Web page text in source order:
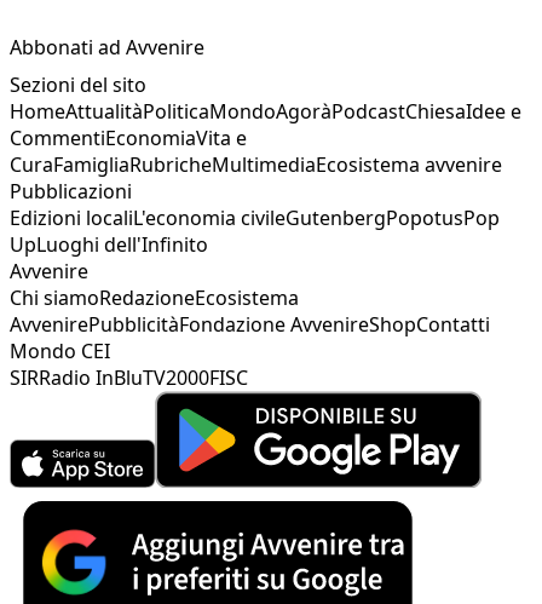
Abbonati ad Avvenire
Sezioni del sito
HomeAttualitàPoliticaMondoAgoràPodcastChiesaIdee e
CommentiEconomiaVita e
CuraFamigliaRubricheMultimediaEcosistema avvenire
Pubblicazioni
Edizioni localiL'economia civileGutenbergPopotusPop
UpLuoghi dell'Infinito
Avvenire
Chi siamoRedazioneEcosistema
AvvenirePubblicitàFondazione AvvenireShopContatti
Mondo CEI
SIRRadio InBluTV2000FISC